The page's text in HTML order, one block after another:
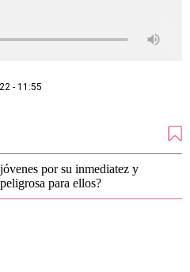
- 11:55
por su inmediatez y
para ellos?